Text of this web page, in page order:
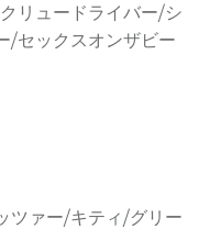
リュードライバー/シ
/セックスオンザビー
ツァー/キティ/グリー